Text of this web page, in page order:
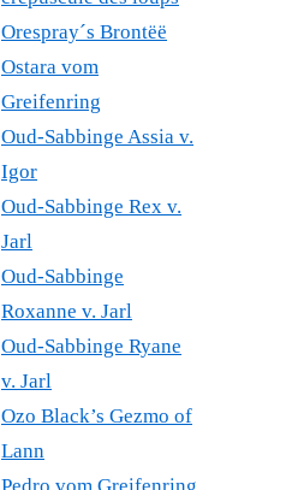
Orespray´s Brontëë
Ostara vom
Greifenring
Oud-Sabbinge Assia v.
Igor
Oud-Sabbinge Rex v.
Jarl
Oud-Sabbinge
Roxanne v. Jarl
Oud-Sabbinge Ryane
v. Jarl
Ozo Black’s Gezmo of
Lann